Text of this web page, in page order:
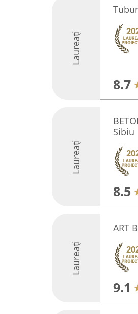
Laureați
8.7
Laureați
Sibiu
8.5
Laureați
ART
9.1